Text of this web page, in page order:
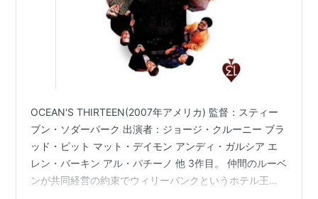
OCEAN'S THIRTEEN(2007年アメリカ) 監督：スティー
ブン・ソダーパーク 出演者：ジョージ・クルーニー ブラ
ッド・ピット マット・デイモン アンディ・ガルシア エ
レン・バーキン アル・パチーノ 他 3作目。 仲間のルーベ
ンが共同経営の約束でウィリーバンクというホテル王に